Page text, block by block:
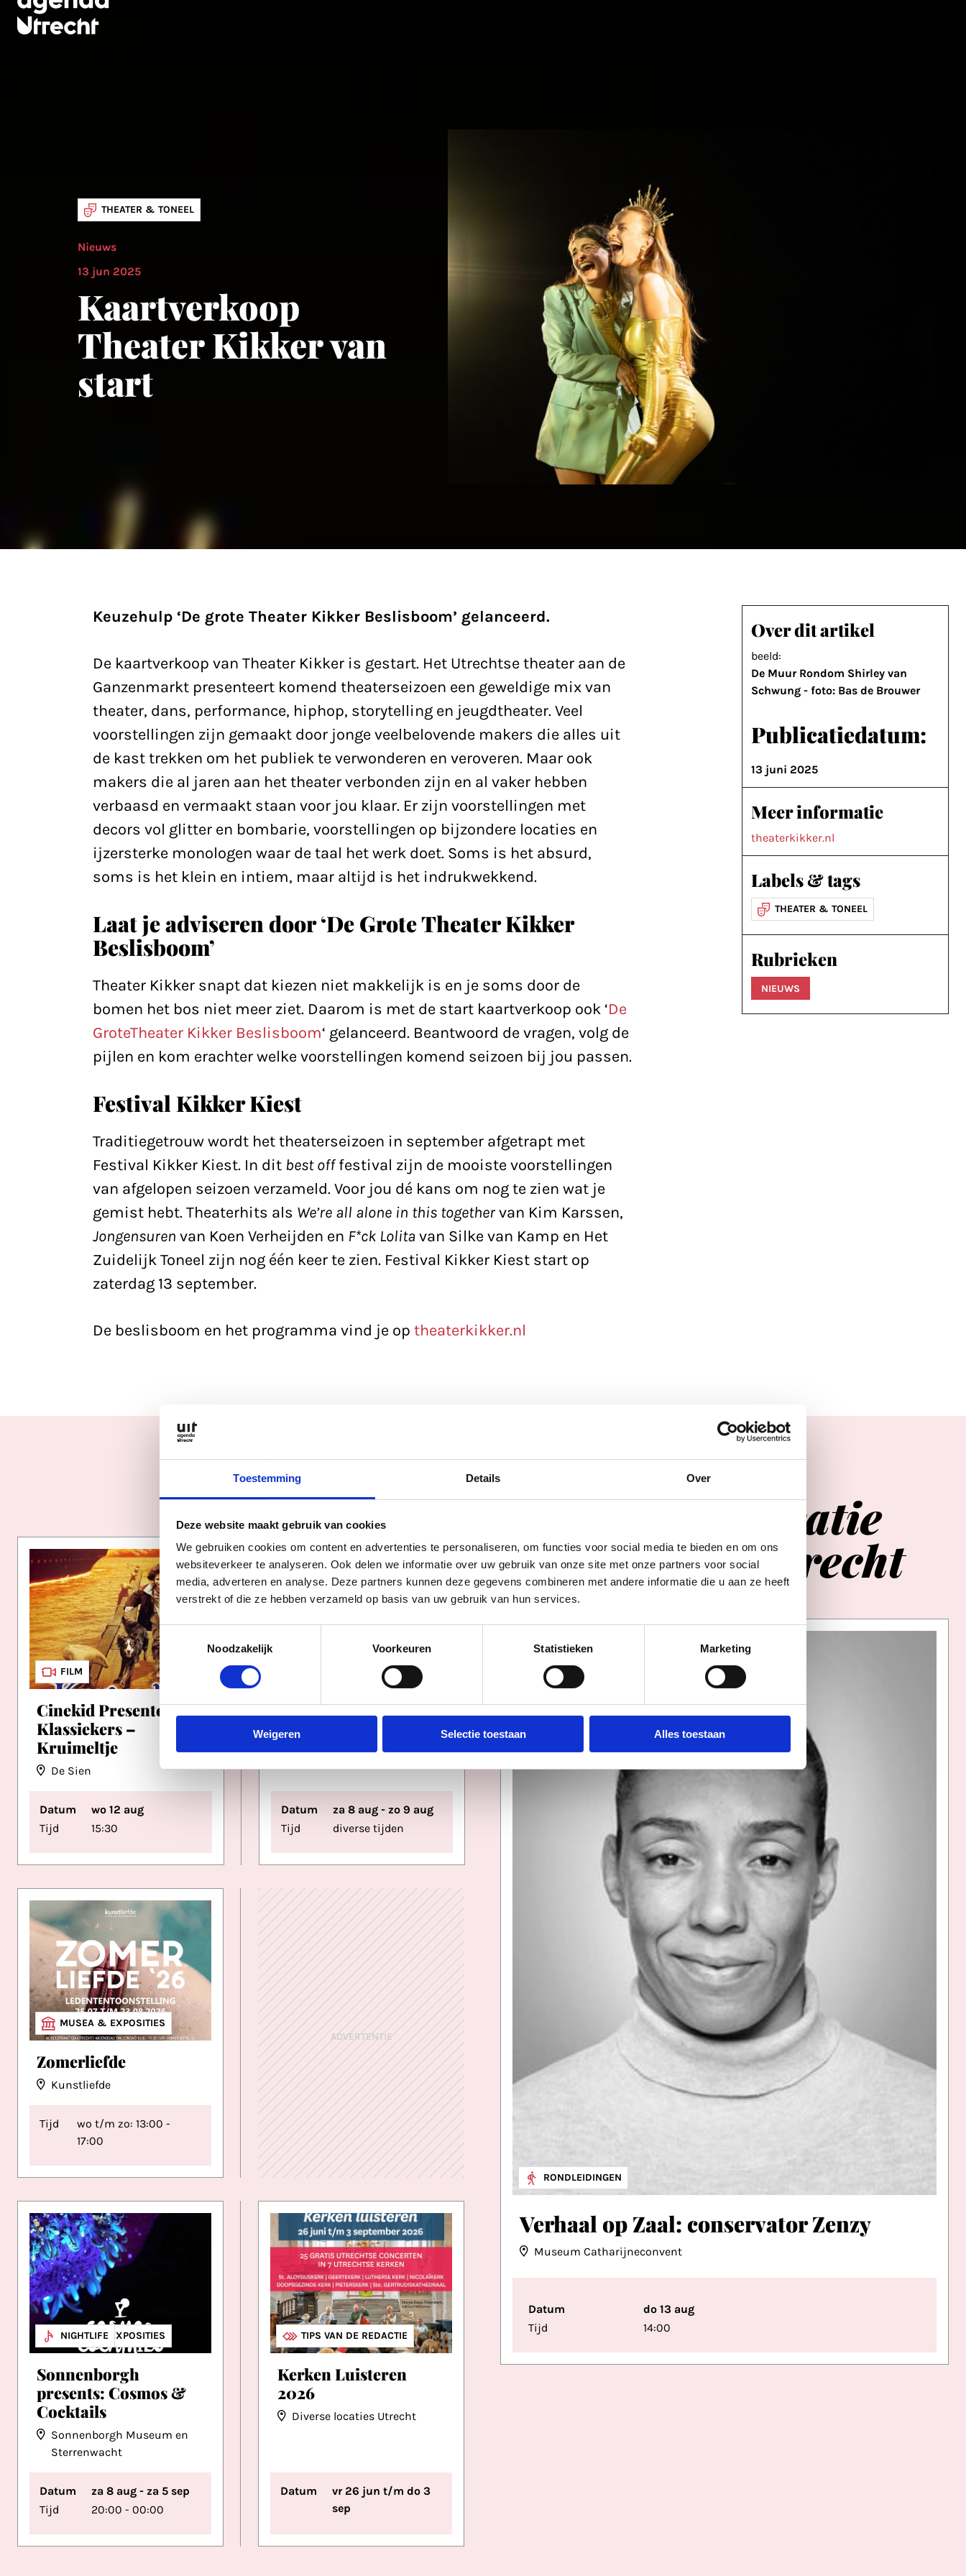
Toestemming Details Over
Deze website maakt gebruik van cookies
We gebruiken cookies om content en advertenties te personaliseren, om functies voor social media te bieden en om ons
websiteverkeer te analyseren. Ook delen we informatie over uw gebruik van onze site met onze partners voor social
media, adverteren en analyse. Deze partners kunnen deze gegevens combineren met andere informatie die u aan ze heeft
verstrekt of die ze hebben verzameld op basis van uw gebruik van hun services.
Toestemmingsselectie
Noodzakelijk
Voorkeuren Statistieken Marketing
Weigeren Selectie toestaan Alles toestaan
THEATER & TONEEL
Nieuws
13 jun 2025
Kaartverkoop
Theater Kikker van
start
Keuzehulp ‘De grote Theater Kikker Beslisboom’ gelanceerd.
De kaartverkoop van Theater Kikker is gestart. Het Utrechtse theater aan de
Ganzenmarkt presenteert komend theaterseizoen een geweldige mix van
theater, dans, performance, hiphop, storytelling en jeugdtheater. Veel
voorstellingen zijn gemaakt door jonge veelbelovende makers die alles uit
de kast trekken om het publiek te verwonderen en veroveren. Maar ook
makers die al jaren aan het theater verbonden zijn en al vaker hebben
verbaasd en vermaakt staan voor jou klaar. Er zijn voorstellingen met
decors vol glitter en bombarie, voorstellingen op bijzondere locaties en
ijzersterke monologen waar de taal het werk doet. Soms is het absurd,
soms is het klein en intiem, maar altijd is het indrukwekkend.
Laat je adviseren door ‘De Grote Theater Kikker
Beslisboom’
Theater Kikker snapt dat kiezen niet makkelijk is en je soms door de
bomen het bos niet meer ziet. Daarom is met de start kaartverkoop ook ‘De
GroteTheater Kikker Beslisboom‘ gelanceerd. Beantwoord de vragen, volg de
pijlen en kom erachter welke voorstellingen komend seizoen bij jou passen.
Festival Kikker Kiest
Traditiegetrouw wordt het theaterseizoen in september afgetrapt met
Festival Kikker Kiest. In dit best offfestival zijn de mooiste voorstellingen
van afgelopen seizoen verzameld. Voor jou dé kans om nog te zien wat je
gemist hebt. Theaterhits als We’re all alone in this togethervan Kim Karssen,
Jongensuren van Koen Verheijden en F*ck Lolita van Silke van Kamp en Het
Zuidelijk Toneel zijn nog één keer te zien. Festival Kikker Kiest start op
zaterdag 13 september.
De beslisboom en het programma vind je op theaterkikker.nl
Over dit artikel
beeld:
De Muur Rondom Shirley van
Schwung - foto: Bas de Brouwer
Publicatiedatum:
13 juni 2025
Meer informatie
theaterkikker.nl
Labels & tags
THEATER & TONEEL
Rubrieken
NIEUWS
FILM
Cinekid Presenteert:
Klassiekers –
Kruimeltje
De Sien
Datum
wo 12 aug
Tijd
15:30
Badeendjesbaai
Hoog Catharijne
Datum
za 8 aug - zo 9 aug
Tijd
diverse tijden
MUSEA & EXPOSITIES
Zomerliefde
Kunstliefde
Tijd
wo t/m zo: 13:00 -
17:00
ADVERTENTIE
MUSEA & EXPOSITIES
NIGHTLIFE
Sonnenborgh
presents: Cosmos &
Cocktails
Sonnenborgh Museum en
Sterrenwacht
Datum
za 8 aug - za 5 sep
Tijd
20:00 - 00:00
MUZIEK
OVERIGE MUZIEK
TIPS VAN DE REDACTIE
Kerken Luisteren
2026
Diverse locaties Utrecht
Datum
vr 26 jun t/m do 3
sep
Agenda
Meerinspiratie
inUtrecht
RONDLEIDINGEN
Verhaal op Zaal: conservator Zenzy
Museum Catharijneconvent
Datum
do 13 aug
Tijd
14:00